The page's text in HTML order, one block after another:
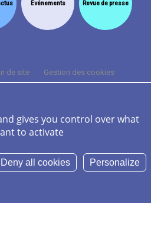
Evénements Revue de presse
de site
Gestion des cookies
Mentions légales
Crédits
droits réservés -
gives you control over what
to activate
Deny all cookies Personalize